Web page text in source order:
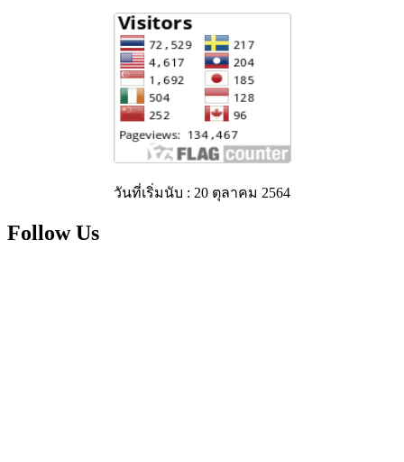
วันที่เริ่มนับ : 20 ตุลาคม 2564
Follow Us